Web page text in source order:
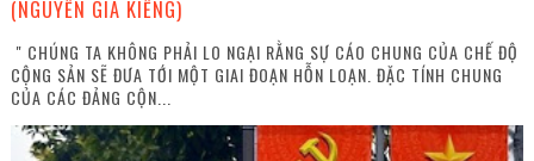
(NGUYỄN GIA KIỂNG)
" CHÚNG TA KHÔNG PHẢI LO NGẠI RẰNG SỰ CÁO CHUNG CỦA CHẾ ĐỘ
CỘNG SẢN SẼ ĐƯA TỚI MỘT GIAI ĐOẠN HỖN LOẠN. ĐẶC TÍNH CHUNG
CỦA CÁC ĐẢNG CỘN...